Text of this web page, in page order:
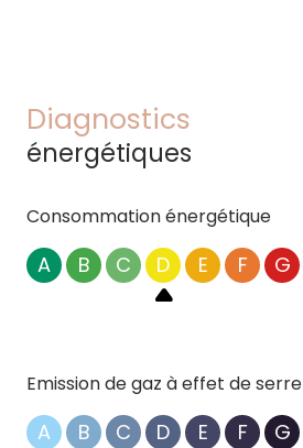
Diagnostics
énergétiques
Consommation énergétique
A B C D E F G
Emission de gaz à effet de serre
A B C D E F G